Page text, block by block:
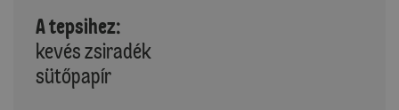
A tepsihez:
kevés zsiradék
sütőpapír